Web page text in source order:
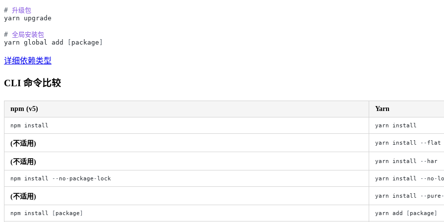
# 升级包
yarn
upgrade
# 全局安装包
yarn global add package
详细依赖类型
CLI 命令比较
npm (v5) Yarn
npm install yarn install
(不适用) yarn install - - flat
(不适用) yarn install - - har
npm install - - no - package -lock yarn install - - no -
(不适用) yarn install - - pure -
npm install [ package] yarn add [ package]